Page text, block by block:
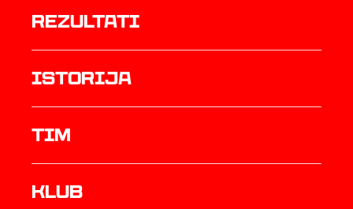
rezultati
istorija
TIM
Klub